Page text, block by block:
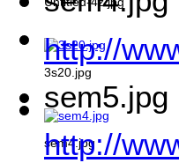
3s20.jpg
sem4.jpg
http://
sem5.jpg
http://